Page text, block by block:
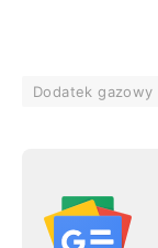
Dodatek gazowy